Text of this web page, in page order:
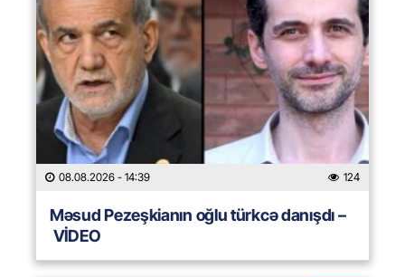
08.08.2026 - 14:39 124
Məsud Pezeşkianın oğlu türkcə danışdı –
VİDEO